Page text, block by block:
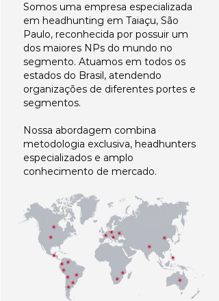
Somos uma empresa especializada
em headhunting em Taiaçu, São
Paulo, reconhecida por possuir um
dos maiores NPs do mundo no
segmento. Atuamos em todos os
estados do Brasil, atendendo
organizações de diferentes portes e
segmentos.
Nossa abordagem combina
metodologia exclusiva, headhunters
especializados e amplo
conhecimento de mercado.